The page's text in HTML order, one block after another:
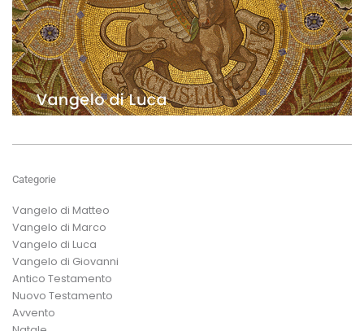
Categorie
Vangelo di Matteo
Vangelo di Marco
Vangelo di Luca
Vangelo di Giovanni
Antico Testamento
Nuovo Testamento
Avvento